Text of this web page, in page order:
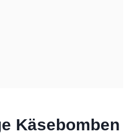
Käsebomben